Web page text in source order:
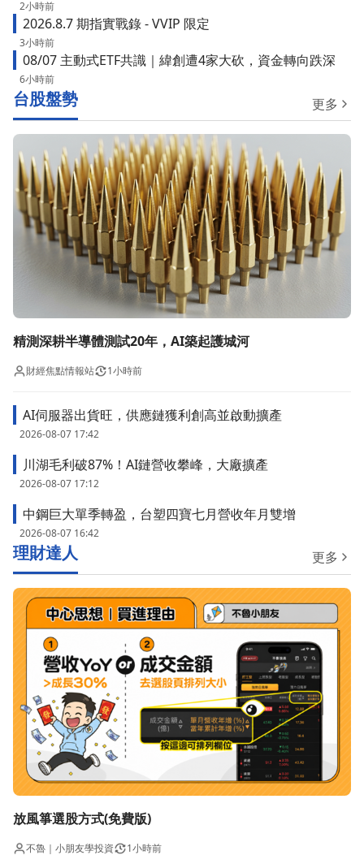
2小時前
2026.8.7 期指實戰錄 - VVIP 限定
3小時前
08/07 主動式ETF共識｜緯創遭4家大砍，資金轉向跌深
6小時前
台股盤勢 更多
精測深耕半導體測試20年，AI築起護城河
財經焦點情報站 1小時前
AI伺服器出貨旺，供應鏈獲利創高並啟動擴產
2026-08-07 17:42
川湖毛利破87%！AI鏈營收攀峰，大廠擴產
2026-08-07 17:12
中鋼巨大單季轉盈，台塑四寶七月營收年月雙增
2026-08-07 16:42
理財達人 更多
放風箏選股方式(免費版)
不魯｜小朋友學投資 1小時前